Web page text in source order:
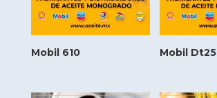
Mobil 610 Mobil Dt25